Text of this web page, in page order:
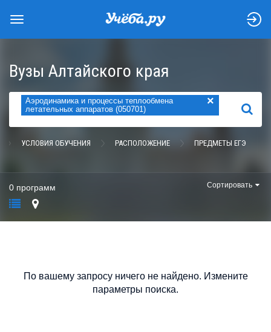
Вузы Алтайского края
Аэродинамика и процессы теплообмена
летательных аппаратов (050701)
×
НАЙТИ
УСЛОВИЯ ОБУЧЕНИЯ РАСПОЛОЖЕНИЕ ПРЕДМЕТЫ ЕГЭ
0 программ Сортировать
По вашему запросу ничего не найдено. Измените
параметры поиска.